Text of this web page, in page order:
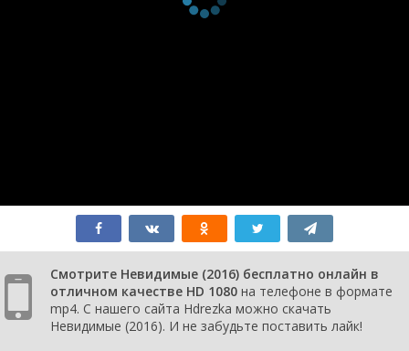
Смотрите Невидимые (2016) бесплатно онлайн в
отличном качестве HD 1080 на телефоне в формате
mp4. С нашего сайта Hdrezka можно скачать
Невидимые (2016). И не забудьте поставить лайк!